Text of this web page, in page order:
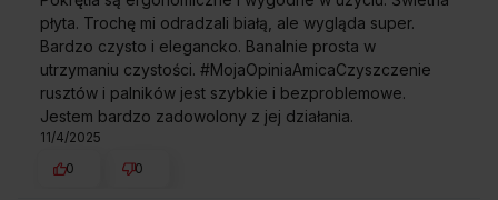
Darmowy odbiór
zużytego sprzętu
2 lata gwarancji
producenta
płyta. Trochę mi odradzali białą, ale wygląda super.
Bardzo czysto i elegancko. Banalnie prosta w
utrzymaniu czystości. #MojaOpiniaAmicaCzyszczenie
rusztów i palników jest szybkie i bezproblemowe.
Jestem bardzo zadowolony z jej działania.
11/4/2025
0
0